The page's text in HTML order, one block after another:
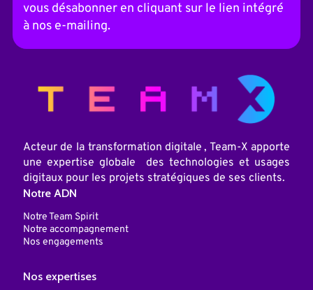
t
i
v
vous désabonner en cliquant sur le lien intégré
à nos e-mailing.
Acteur de la transformation digitale , Team-X apporte
une expertise globale des technologies et usages
digitaux pour les projets stratégiques de ses clients.
Notre ADN
Notre Team Spirit
Notre accompagnement
Nos engagements
Nos expertises